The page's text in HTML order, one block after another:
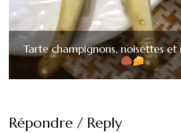
Tarte champignons, noisettes
Répondre / Reply